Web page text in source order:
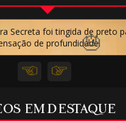
Secreta foi tingida de preto
de profundidade.
EM DESTAQUE